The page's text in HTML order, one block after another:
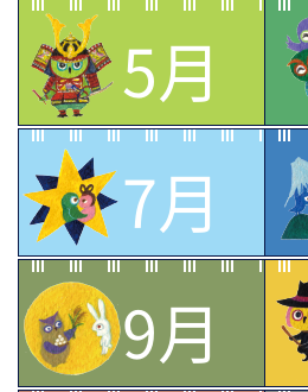
5月
7月
9月